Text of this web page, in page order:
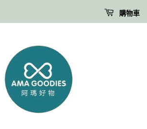
購物車